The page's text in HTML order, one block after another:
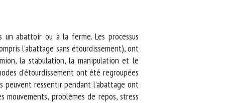
abattoir ou à la ferme. Les processus
l’abattage sans étourdissement), ont
la stabulation, la manipulation et le
d’étourdissement ont été regroupées
ressentir pendant l’abattage ont
problèmes de repos, stress